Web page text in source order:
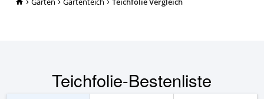
Teichfolie-Bestenliste